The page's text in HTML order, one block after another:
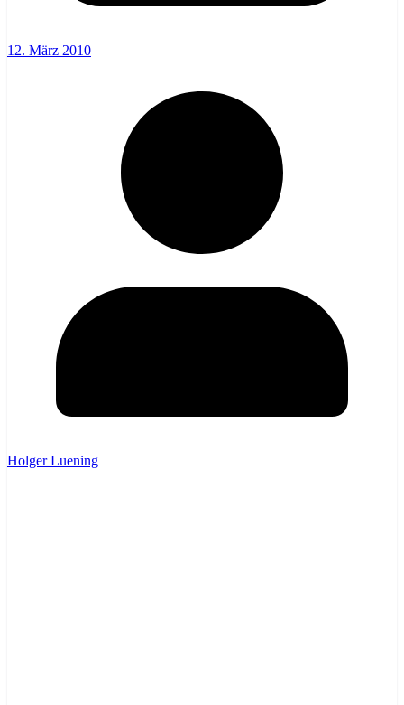
12. März 2010
Holger Luening